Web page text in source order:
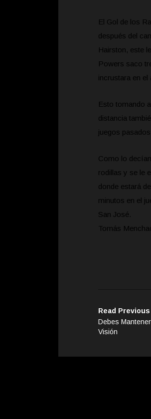
El Gol de los
después del
Hairston, este
Powers saco
incrustara en el
Esto tomando
distancia
juegos
Como lo
rodillas y se le
donde estará
minutos en el
San José.
Tomás
Read Previous
Debes
Visión